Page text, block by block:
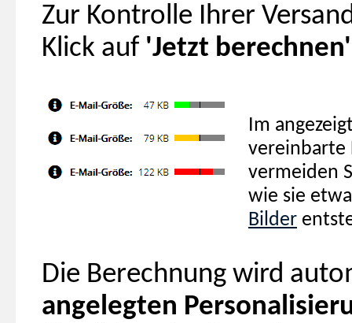
Zur Kontrolle Ihrer
Klick auf 'Jetzt berechnen'
Im
vereinbarte
vermeiden
wie sie
Bilder
Die Berechnung wird
angelegten